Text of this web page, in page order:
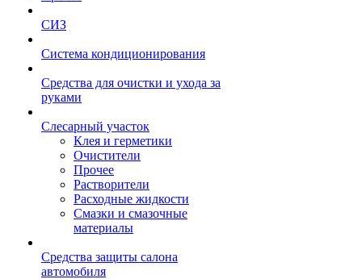
СИЗ
Система кондиционирования
Средства для очистки и ухода за
руками
Слесарный участок
Клея и герметики
Очистители
Прочее
Растворители
Расходные жидкости
Смазки и смазочные
материалы
Средства защиты салона
автомобиля